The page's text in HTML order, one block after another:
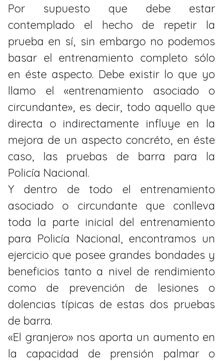
Por supuesto que debe estar
contemplado el hecho de repetir la
prueba en sí, sin embargo no podemos
basar el entrenamiento completo sólo
en éste aspecto. Debe existir lo que yo
llamo el «entrenamiento asociado o
circundante», es decir, todo aquello que
directa o indirectamente influye en la
mejora de un aspecto concréto, en éste
caso, las pruebas de barra para la
Policía Nacional.
Y dentro de todo el entrenamiento
asociado o circundante que conlleva
toda la parte inicial del entrenamiento
para Policía Nacional, encontramos un
ejercicio que posee grandes bondades y
beneficios tanto a nivel de rendimiento
como de prevención de lesiones o
dolencias típicas de estas dos pruebas
de barra.
«El granjero» nos aporta un aumento en
la capacidad de prensión palmar o